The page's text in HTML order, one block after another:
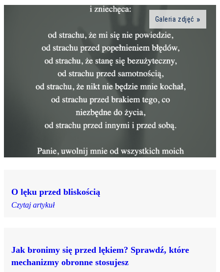
Galeria zdjęć
O lęku przed bliskością
Czytaj artykuł
Jak bronimy się przed lękiem? Sprawdź, które
mechanizmy obronne stosujesz